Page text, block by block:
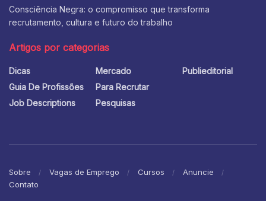
Consciência Negra: o compromisso que transforma
recrutamento, cultura e futuro do trabalho
Artigos por categorias
Dicas
Guia De Profissões
Job Descriptions
Mercado
Para Recrutar
Pesquisas
Publieditorial
Sobre Vagas de Emprego Cursos
Anuncie
Contato